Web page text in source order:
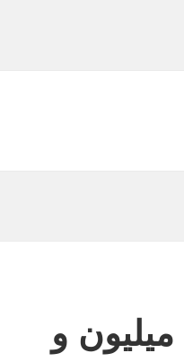
عرضه ساینا اتوماتیک با ۳۸ میلیون و